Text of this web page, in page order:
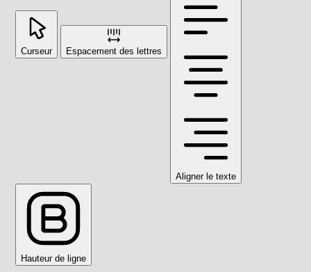
Curseur Espacement des lettres
Aligner le texte
Hauteur de ligne